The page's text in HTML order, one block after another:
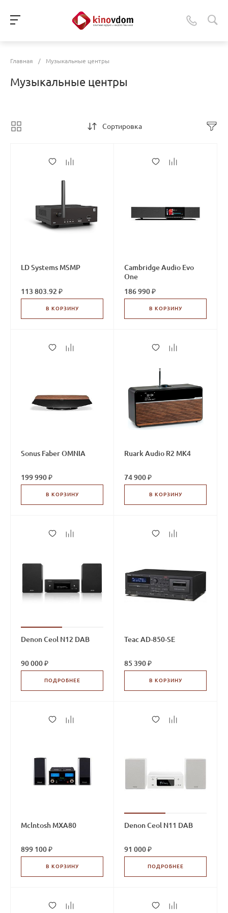
Главная / Музыкальные центры
Музыкальные центры
Сортировка
LD Systems MSMP
113 803.92 ₽
В КОРЗИНУ
Cambridge Audio Evo
One
186 990 ₽
В КОРЗИНУ
Sonus Faber OMNIA
199 990 ₽
В КОРЗИНУ
Ruark Audio R2 MK4
74 900 ₽
В КОРЗИНУ
Denon Ceol N12 DAB
90 000 ₽
ПОДРОБНЕЕ
Teac AD-850-SE
85 390 ₽
В КОРЗИНУ
Mclntosh MXA80
899 100 ₽
В КОРЗИНУ
Denon Ceol N11 DAB
91 000 ₽
ПОДРОБНЕЕ